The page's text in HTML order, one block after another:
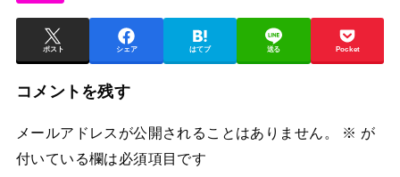
ポスト シェア はてブ 送る Pocket
コメントを残す
メールアドレスが公開されることはありません。 ※ が
付いている欄は必須項目です